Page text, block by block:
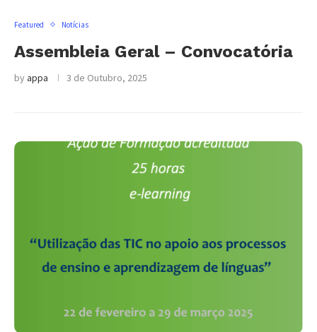
Featured Notícias
Assembleia Geral – Convocatória
byappa 3 de Outubro, 2025